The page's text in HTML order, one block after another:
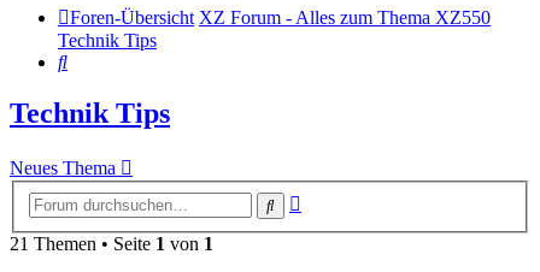
Foren-Übersicht XZ Forum - Alles zum Thema XZ550
Technik Tips
Suche
Technik Tips
Neues Thema
Suche
21 Themen • Seite 1 von 1